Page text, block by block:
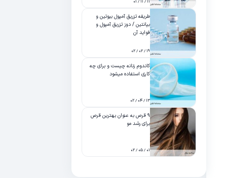
۱۱ / ۱۱ / ۰۱
طریقه تزریق آمپول بیوتین و
بپانتین / دوز تزریق آمپول و
فواید آن
۱۹ / ۰۲ / ۰۲
کاندوم زنانه چیست و برای چه
کاری استفاده میشود
۱۳ / ۰۴ / ۰۲
۹ قرص به عنوان بهترین قرص
برای رشد مو
۰۱ / ۰۵ / ۰۲